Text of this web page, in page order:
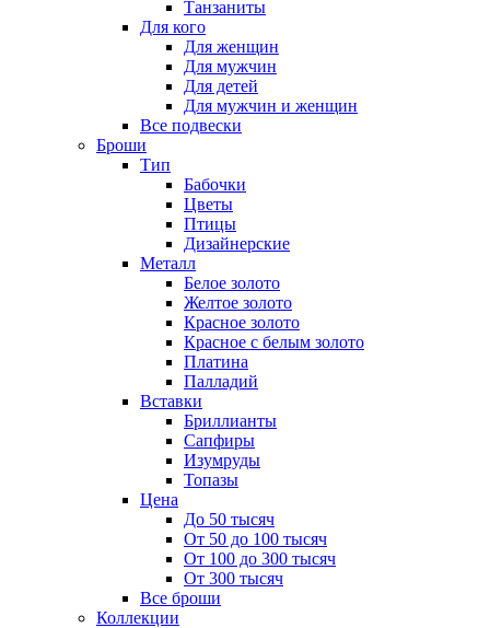
Танзаниты
Для кого
Для женщин
Для мужчин
Для детей
Для мужчин и женщин
Все подвески
Броши
Тип
Бабочки
Цветы
Птицы
Дизайнерские
Металл
Белое золото
Желтое золото
Красное золото
Красное с белым золото
Платина
Палладий
Вставки
Бриллианты
Сапфиры
Изумруды
Топазы
Цена
До 50 тысяч
От 50 до 100 тысяч
От 100 до 300 тысяч
От 300 тысяч
Все броши
Коллекции